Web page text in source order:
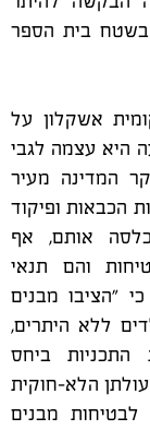
בשטח בית הספר
אשקלון על
היא עצמה לגבי
המדינה מעיר
הכבאות ופיקוד
אותם, אף
והם תנאי
"הציבו מבנים
ללא היתרים,
התכניות ביחס
הלא-חוקית
לבטיחות מבנים